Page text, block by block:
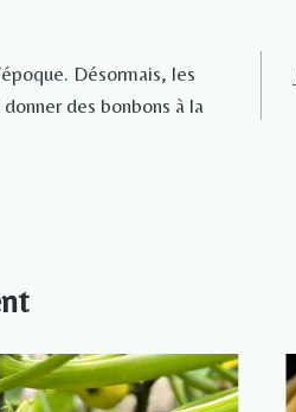
Désormais, les
des bonbons à la